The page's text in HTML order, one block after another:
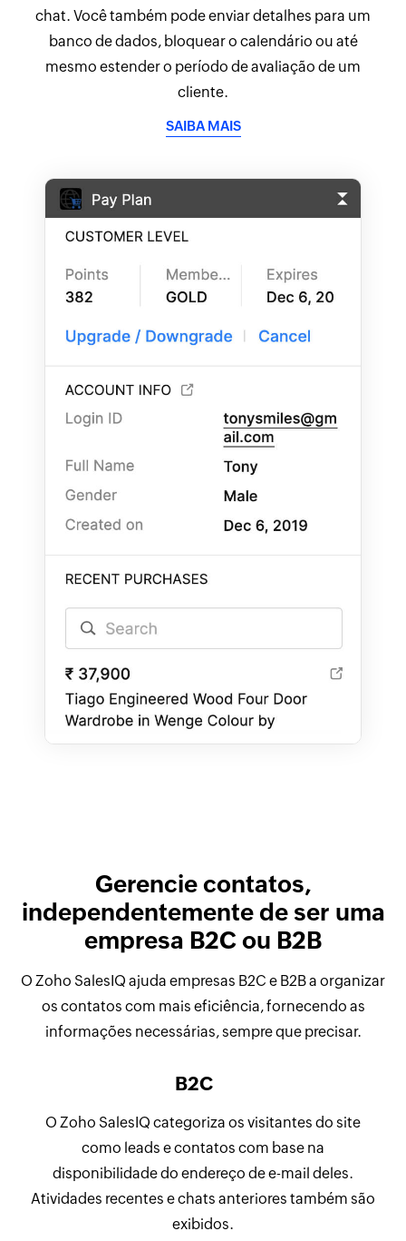
chat. Você também pode enviar detalhes para um
banco de dados, bloquear o calendário ou até
mesmo estender o período de avaliação de um
cliente.
SAIBA MAIS
Gerencie contatos,
independentemente de ser uma
empresa B2C ou B2B
O Zoho SalesIQ ajuda empresas B2C e B2B a organizar
os contatos com mais eficiência, fornecendo as
informações necessárias, sempre que precisar.
B2C
O Zoho SalesIQ categoriza os visitantes do site
como leads e contatos com base na
disponibilidade do endereço de e-mail deles.
Atividades recentes e chats anteriores também são
exibidos.